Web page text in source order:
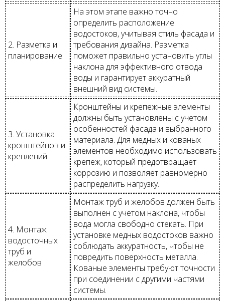
2. Разметка и
планирование
На этом этапе важно точно
определить расположение
водостоков, учитывая стиль фасада и
требования дизайна. Разметка
поможет правильно установить углы
наклона для эффективного отвода
воды и гарантирует аккуратный
внешний вид системы.
3. Установка
кронштейнов и
креплений
Кронштейны и крепежные элементы
должны быть установлены с учетом
особенностей фасада и выбранного
материала. Для медных и кованых
элементов необходимо использовать
крепеж, который предотвращает
коррозию и позволяет равномерно
распределить нагрузку.
4. Монтаж
водосточных
труб и
желобов
Монтаж труб и желобов должен быть
выполнен с учетом наклона, чтобы
вода могла свободно стекать. При
установке медных водостоков важно
соблюдать аккуратность, чтобы не
повредить поверхность металла.
Кованые элементы требуют точности
при соединении с другими частями
системы.